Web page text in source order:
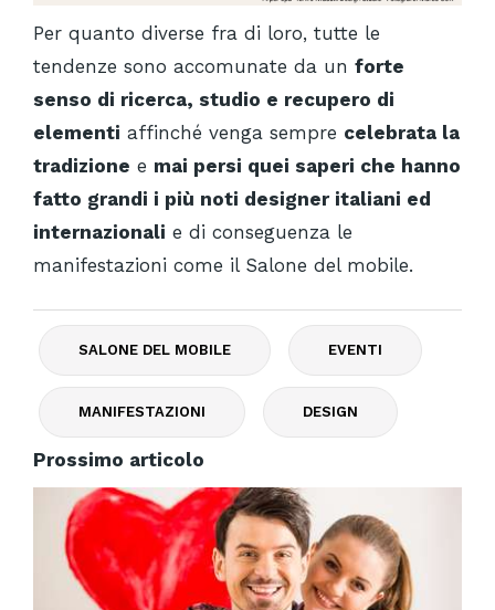
Per quanto diverse fra di loro, tutte le
tendenze sono accomunate da un forte
senso di ricerca, studio e recupero di
elementi affinché venga sempre celebrata la
tradizione e mai persi quei saperi che hanno
fatto grandi i più noti designer italiani ed
internazionali e di conseguenza le
manifestazioni come il Salone del mobile.
SALONE DEL MOBILE EVENTI
MANIFESTAZIONI DESIGN
Prossimo articolo